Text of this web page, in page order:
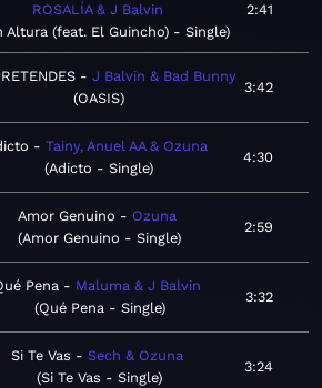
ROSALÍA & J Balvin
Altura (feat. El Guincho) - Single
2:41
J Balvin & Bad Bunny
OASIS
3:42
Tainy, Anuel AA & Ozuna
Adicto - Single
4:30
Amor Genuino
Ozuna
Amor Genuino - Single
2:59
Pena
Maluma & J Balvin
Qué Pena - Single
3:32
Si Te Vas
Sech & Ozuna
Si Te Vas - Single
3:24